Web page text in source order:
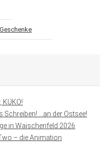
KÜKO!
Schreiben! …an der Ostsee!
in Waischenfeld 2026
– die Animation